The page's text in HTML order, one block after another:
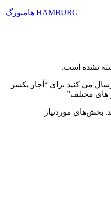
HAMBURG هامبورگ
نشده است.
می کنید برای “آچار یکسر
های مختلف”
بخش‌های موردنیاز